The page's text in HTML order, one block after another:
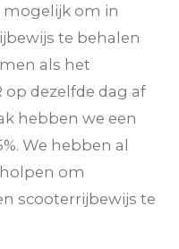
mogelijk om in
te behalen
als het
op dezelfde dag af
hebben we een
We hebben al
om
scooterrijbewijs te